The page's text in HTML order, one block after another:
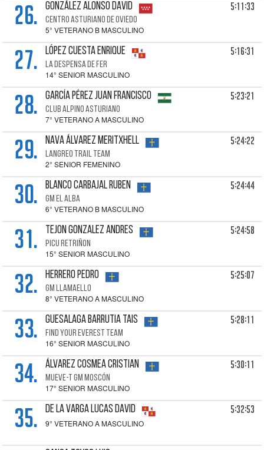
26. GONZÁLEZ ALONSO David
CENTRO ASTURIANO DE OVIEDO
5° VETERANO B MASCULINO
5:11:33
27. LÓPEZ CUESTA Enrique
LA DESPENSA DE FER
14° SENIOR MASCULINO
5:16:31
28. GARCÍA PÉREZ Juan Francisco
CLUB ALPINO ASTURIANO
7° VETERANO A MASCULINO
5:23:21
29. NAVA ÁLVAREZ Meritxhell
LANGREO TRAIL TEAM
2° SENIOR FEMENINO
5:24:22
30. BLANCO CARBAJAL Ruben
GM EL ALBA
6° VETERANO B MASCULINO
5:24:44
31. TEJON GONZALEZ Andres
PICU RETRIÑON
15° SENIOR MASCULINO
5:24:58
32. HERRERO Pedro
GM LLAMAELLO
8° VETERANO A MASCULINO
5:25:07
33. GUESALAGA BARRUTIA Tais
FIND YOUR EVEREST TEAM
16° SENIOR MASCULINO
5:28:11
34. ÁLVAREZ COSMEA Cristian
MUEVE-T GM MOSCÓN
17° SENIOR MASCULINO
5:30:11
35. DE LA VARGA LUCAS David
9° VETERANO A MASCULINO
5:32:53